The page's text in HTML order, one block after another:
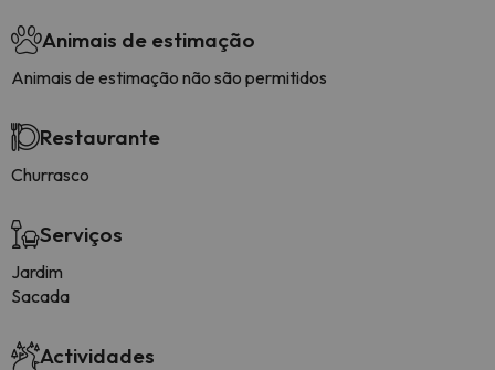
Animais de estimação
Animais de estimação não são permitidos
Restaurante
Churrasco
Serviços
Jardim
Sacada
Actividades